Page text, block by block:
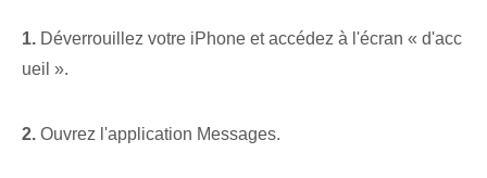
1. Déverrouillez votre iPhone⁢ et accédez à l'écran « d'acc
ueil ».
2. Ouvrez l'application Messages.